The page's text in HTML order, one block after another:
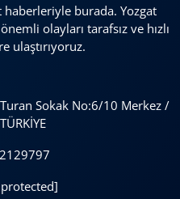
burada. Yozgat
olayları tarafsız ve hızlı
ulaştırıyoruz.
Sokak No:6/10 Merkez /